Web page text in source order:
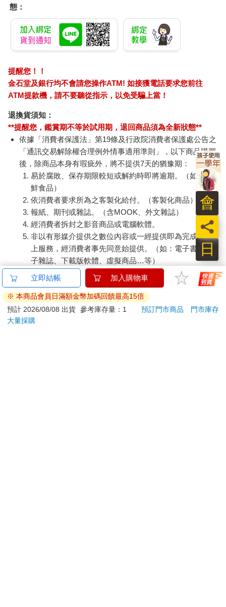
態：
提醒您！！
金石堂及銀行均不會請您操作ATM! 如接獲電話要求您前往
ATM提款機，請不要聽從指示，以免受騙上當！
退換貨須知：
**提醒您，鑑賞期不等於試用期，退回商品須為全新狀態**
依據「消費者保護法」第19條及行政院消費者保護處公告之
「通訊交易解除權合理例外情事適用準則」，以下商品購買
後，除商品本身有瑕疵外，將不提供7天的猶豫期：
易於腐敗、保存期限較短或解約時即將逾期。（如：生
鮮食品）
依消費者要求所為之客製化給付。（客製化商品）
報紙、期刊或雜誌。（含MOOK、外文雜誌）
經消費者拆封之影音商品或電腦軟體。
非以有形媒介提供之數位內容或一經提供即為完成之線
上服務，經消費者事先同意始提供。（如：電子書、電
子雜誌、下載版軟體、虛擬商品…等）
已拆封之個人衛生用品。（如：內衣褲、刮鬍刀、除毛
若非上列種類商品，均享有到貨7天的猶豫期（含例假
日）。
辦理退換貨時，商品（組合商品恕無法接受單獨退貨）必須
立即結帳 加入購物車
※ 本商品會員日滿額金幣加碼回饋最高15倍
預計 2026/08/08 出貨 參考庫存量：1 預訂門市商品
門市庫存
大量採購
日
員
會